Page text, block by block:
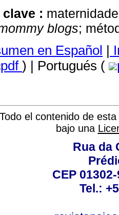
:
blogs;
en Español |
pdf ) | Portugués (
Todo el contenido de
bajo una
Rua da
CEP
Tel.: